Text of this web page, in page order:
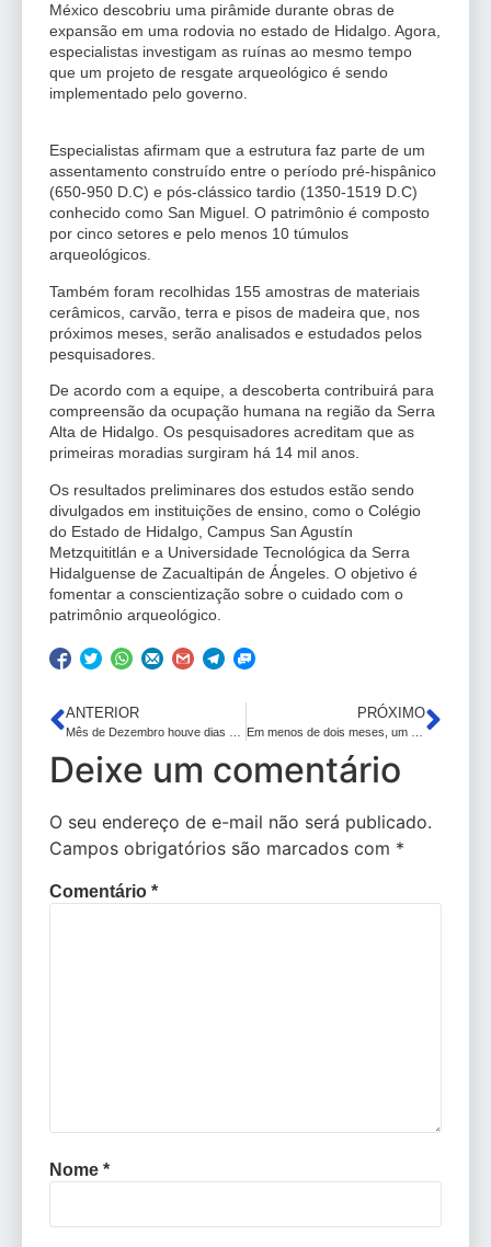
México descobriu uma pirâmide durante obras de
expansão em uma rodovia no estado de Hidalgo. Agora,
especialistas investigam as ruínas ao mesmo tempo
que um projeto de resgate arqueológico é sendo
implementado pelo governo.
Especialistas afirmam que a estrutura faz parte de um
assentamento construído entre o período pré-hispânico
(650-950 D.C) e pós-clássico tardio (1350-1519 D.C)
conhecido como San Miguel. O patrimônio é composto
por cinco setores e pelo menos 10 túmulos
arqueológicos.
Também foram recolhidas 155 amostras de materiais
cerâmicos, carvão, terra e pisos de madeira que, nos
próximos meses, serão analisados e estudados pelos
pesquisadores.
De acordo com a equipe, a descoberta contribuirá para
compreensão da ocupação humana na região da Serra
Alta de Hidalgo. Os pesquisadores acreditam que as
primeiras moradias surgiram há 14 mil anos.
Os resultados preliminares dos estudos estão sendo
divulgados em instituições de ensino, como o Colégio
do Estado de Hidalgo, Campus San Agustín
Metzquititlán e a Universidade Tecnológica da Serra
Hidalguense de Zacualtipán de Ángeles. O objetivo é
fomentar a conscientização sobre o cuidado com o
patrimônio arqueológico.
ANTERIOR PRÓXIMO
Deixe um comentário
O seu endereço de e-mail não será publicado.
Campos obrigatórios são marcados com *
Comentário *
Nome *